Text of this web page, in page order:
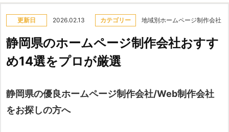
更新日 2026.02.13 カテゴリー 地域別ホームページ制作会社
静岡県のホームページ制作会社おすす
め14選をプロが厳選
静岡県の優良ホームページ制作会社/Web制作会社
をお探しの方へ